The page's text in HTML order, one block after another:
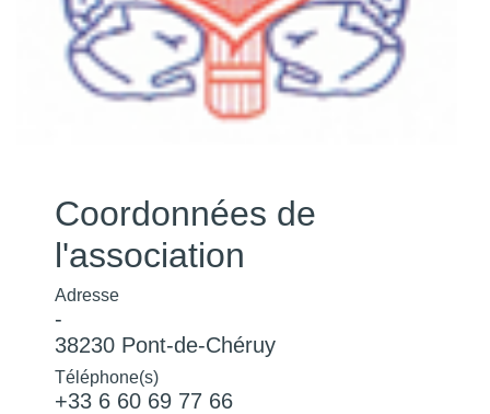
Coordonnées de
l'association
Adresse
-
38230 Pont-de-Chéruy
Téléphone(s)
+33 6 60 69 77 66